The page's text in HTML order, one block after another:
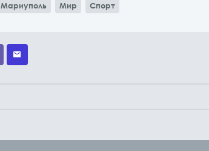
Мариуполь Мир Спорт